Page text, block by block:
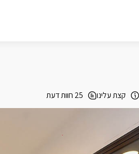
קצת עלינו 25 חוות דעת